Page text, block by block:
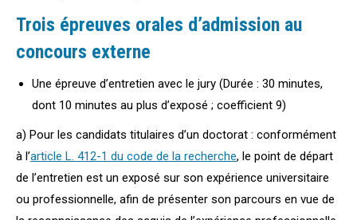
Trois épreuves orales d’admission au
concours externe
Une épreuve d’entretien avec le jury (Durée : 30 minutes,
dont 10 minutes au plus d’exposé ; coefficient 9)
a) Pour les candidats titulaires d’un doctorat : conformément
à l’article L. 412-1 du code de la recherche, le point de départ
de l’entretien est un exposé sur son expérience universitaire
ou professionnelle, afin de présenter son parcours en vue de